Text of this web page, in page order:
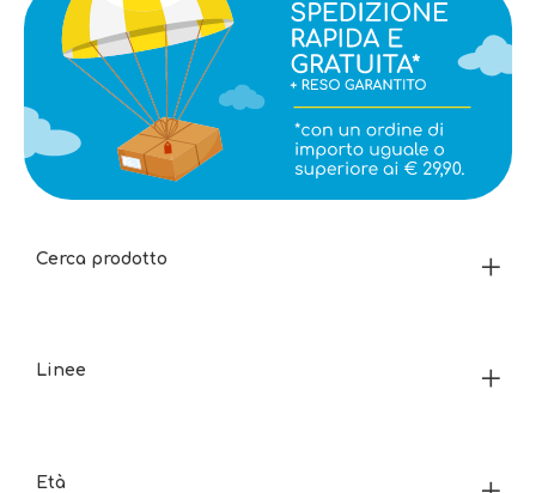
Cerca prodotto
Linee
Età